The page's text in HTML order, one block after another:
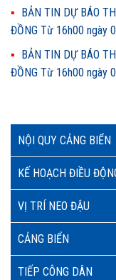
NỘI QUY CẢNG BIỂN
KẾ HOẠCH ĐIỀU
VỊ TRÍ NEO ĐẬU
CẢNG BIỂN
TIẾP CÔNG DÂN
BẢN TIN DỰ BÁO
ĐỒNG Từ 16h00 ngày
BẢN TIN DỰ BÁO
ĐỒNG Từ 16h00 ngày